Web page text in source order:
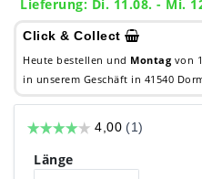
Lieferung: Di. 11.08. - Mi.
Click & Collect
Heute bestellen und Montag von
in unserem Geschäft in 41540
Länge